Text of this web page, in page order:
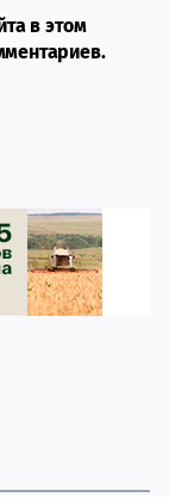
в этом